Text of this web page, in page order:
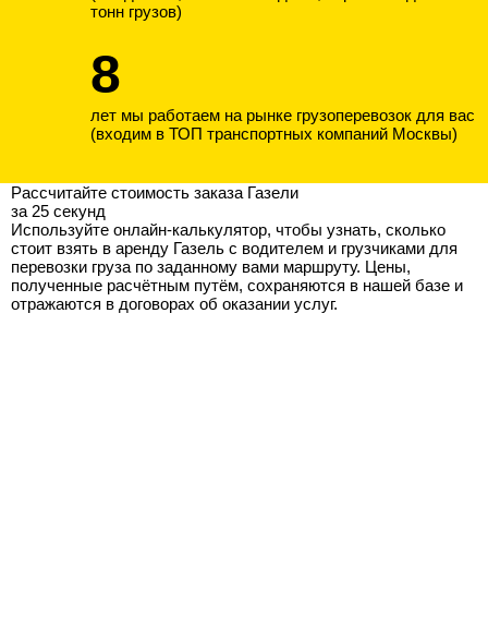
тонн грузов)
8
лет мы работаем на рынке грузоперевозок для вас
(входим в ТОП транспортных компаний Москвы)
Рассчитайте стоимость заказа Газели
за 25 секунд
Используйте онлайн-калькулятор, чтобы узнать, сколько
стоит взять в аренду Газель с водителем и грузчиками для
перевозки груза по заданному вами маршруту. Цены,
полученные расчётным путём, сохраняются в нашей базе и
отражаются в договорах об оказании услуг.